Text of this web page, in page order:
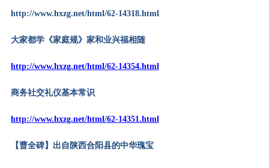
http://www.hxzg.net/html/62-14318.html
大家都学《家庭规》家和业兴福相随
http://www.hxzg.net/html/62-14354.html
商务社交礼仪基本常识
http://www.hxzg.net/html/62-14351.html
【曹全碑】 出自陕西合阳县的中华瑰宝